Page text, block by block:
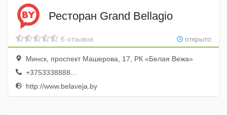
Ресторан Grand Bellagio
открыто
6 отзывов
Минск, проспект Машерова, 17, РК «Белая Вежа»
+3753338888...
http://www.belaveja.by